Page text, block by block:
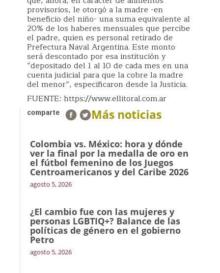
provisorios, le otorgó a la madre -en
beneficio del niño- una suma equivalente al
20% de los haberes mensuales que percibe
el padre, quien es personal retirado de
Prefectura Naval Argentina. Este monto
será descontado por esa institución y
“depositado del 1 al 10 de cada mes en una
cuenta judicial para que la cobre la madre
del menor”, especificaron desde la Justicia.
FUENTE: https://www.ellitoral.com.ar
comparte Más noticias
Colombia vs. México: hora y dónde
ver la final por la medalla de oro en
el fútbol femenino de los Juegos
Centroamericanos y del Caribe 2026
agosto 5, 2026
¿El cambio fue con las mujeres y
personas LGBTIQ+? Balance de las
políticas de género en el gobierno
Petro
agosto 5, 2026